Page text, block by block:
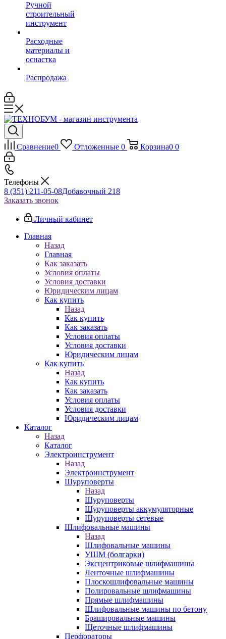
Ручной
строительный
инструмент
Расходные
материалы и
оснастка
Распродажа
Сравнение0 Отложенные 0 Корзина0 0
Телефоны
8 (351) 211-05-08Добавочный 218
Заказать звонок
Личный кабинет
Главная
Назад
Главная
Как заказать
Условия оплаты
Условия доставки
Юридическим лицам
Как купить
Назад
Как купить
Как заказать
Условия оплаты
Условия доставки
Юридическим лицам
Как купить
Назад
Как купить
Как заказать
Условия оплаты
Условия доставки
Юридическим лицам
Каталог
Назад
Каталог
Электроинструмент
Назад
Электроинструмент
Шуруповерты
Назад
Шуруповерты
Шуруповерты аккумуляторные
Шуруповерты сетевые
Шлифовальные машины
Назад
Шлифовальные машины
УШМ (болгарки)
Эксцентриковые шлифмашины
Ленточные шлифмашины
Плоскошлифовальные машины
Полировальные шлифмашины
Прямые шлифмашины
Шлифовальные машины по бетону
Брашировальные машины
Щеточные шлифмашины
Перфораторы